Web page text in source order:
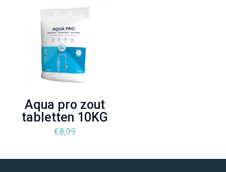
Aqua pro zout
tabletten 10KG
€8,99